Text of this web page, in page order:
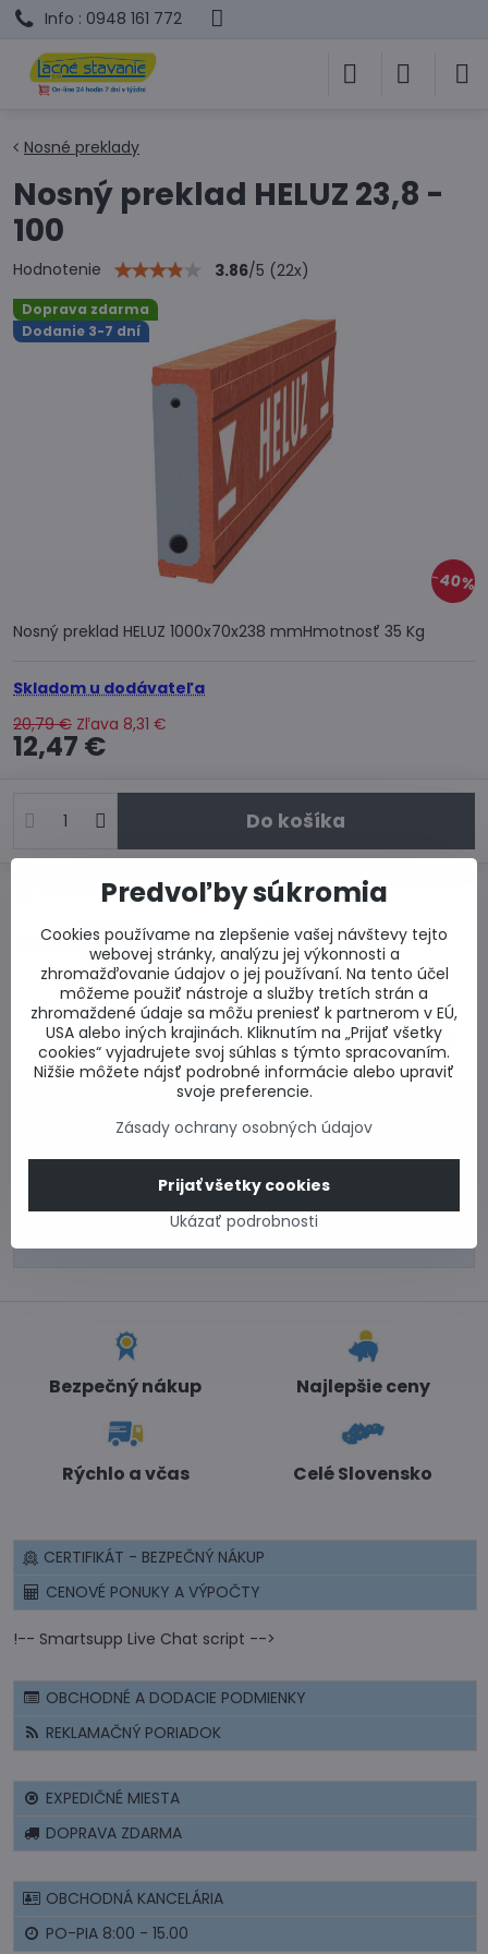
Info : 0948 161 772
Doprava zdarma
Dodanie 3-7 dní
40%
Nosné preklady
Nosný preklad HELUZ 23,8 -
100
Hodnotenie 3.86/5 (22x)
Nosný preklad HELUZ 1000x70x238 mmHmotnosť 35 Kg
Skladom u dodávateľa
20,79 € Zľava 8,31 €
12,47 €
Do košíka
Otázka k produktu Doručenia
Výrobca:
Nasledujúci produkt
Technické poradenstvo
0948 987 787
Informácie k objednávkam
Po - Pi 8:00-15:00
info​@lacnestavanie​.sk
Bezpečný nákup Najlepšie ceny
Rýchlo a včas Celé Slovensko
CERTIFIKÁT - BEZPEČNÝ NÁKUP
CENOVÉ PONUKY A VÝPOČTY
!-- Smartsupp Live Chat script -->
OBCHODNÉ A DODACIE PODMIENKY
REKLAMAČNÝ PORIADOK
EXPEDIČNÉ MIESTA
DOPRAVA ZDARMA
OBCHODNÁ KANCELÁRIA
PO-PIA 8:00 - 15.00
Predvoľby súkromia
Cookies používame na zlepšenie vašej návštevy tejto
webovej stránky, analýzu jej výkonnosti a
zhromažďovanie údajov o jej používaní. Na tento účel
môžeme použiť nástroje a služby tretích strán a
zhromaždené údaje sa môžu preniesť k partnerom v EÚ,
USA alebo iných krajinách. Kliknutím na „Prijať všetky
cookies“ vyjadrujete svoj súhlas s týmto spracovaním.
Nižšie môžete nájsť podrobné informácie alebo upraviť
svoje preferencie.
Zásady ochrany osobných údajov
Ukázať podrobnosti
Prijať všetky cookies